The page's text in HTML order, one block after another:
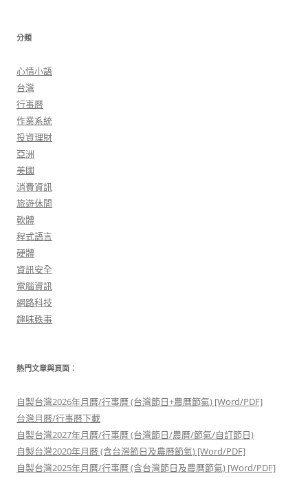
分類
心情小語
台灣
行事曆
作業系統
投資理財
亞洲
美國
消費資訊
旅遊休閒
軟體
程式語言
硬體
資訊安全
電腦資訊
網路科技
趣味軼事
熱門文章與頁面︰
自製台灣2026年月曆/行事曆 (台灣節日+農曆節氣) [Word/PDF]
台灣月曆/行事曆下載
自製台灣2027年月曆/行事曆 (台灣節日/農曆/節氣/自訂節日)
自製台灣2020年月曆 (含台灣節日及農曆節氣) [Word/PDF]
自製台灣2025年月曆/行事曆 (含台灣節日及農曆節氣) [Word/PDF]